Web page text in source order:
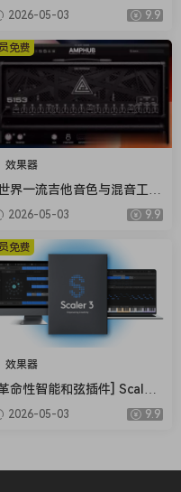
件] Audioloom Maciel Aud
io Deux Clipper v1.0.0 [WiN,
（34.5MB+145MB)
2026-05-03 9.9
效果器
界一流吉他音色与混音工具
套合集] STL Tones Bundle
v2026.04 [WiN, MacOSX]（1.
）
2026-05-03 9.9
免费
效果器
命性智能和弦插件] Scaler
Scaler 3 v3.2.2 Regge
d-HCiSO [MacOSX]（1.45G
2026-05-03 9.9
免费